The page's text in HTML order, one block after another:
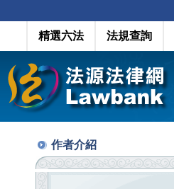
精選六法 法規查詢
作者介紹